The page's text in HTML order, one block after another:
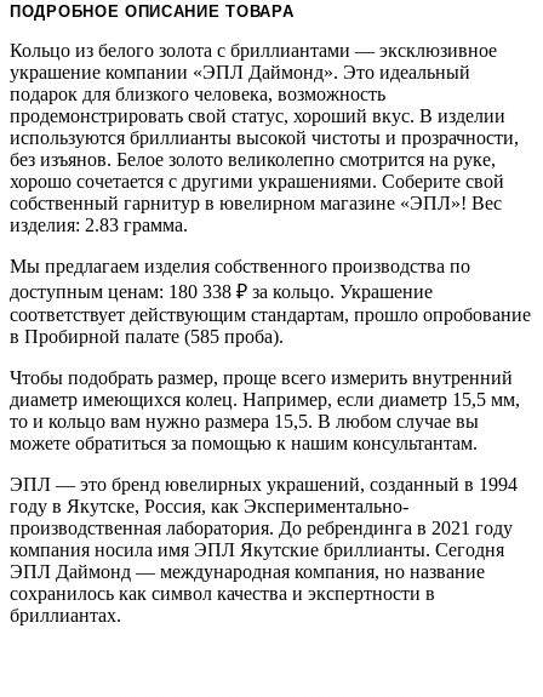
ПОДРОБНОЕ ОПИСАНИЕ ТОВАРА
Кольцо из белого золота с бриллиантами — эксклюзивное
украшение компании «ЭПЛ Даймонд». Это идеальный
подарок для близкого человека, возможность
продемонстрировать свой статус, хороший вкус. В изделии
используются бриллианты высокой чистоты и прозрачности,
без изъянов. Белое золото великолепно смотрится на руке,
хорошо сочетается с другими украшениями. Соберите свой
собственный гарнитур в ювелирном магазине «ЭПЛ»! Вес
изделия: 2.83 грамма.
Мы предлагаем изделия собственного производства по
доступным ценам: 180 338 ₽ за кольцо. Украшение
соответствует действующим стандартам, прошло опробование
в Пробирной палате (585 проба).
Чтобы подобрать размер, проще всего измерить внутренний
диаметр имеющихся колец. Например, если диаметр 15,5 мм,
то и кольцо вам нужно размера 15,5. В любом случае вы
можете обратиться за помощью к нашим консультантам.
ЭПЛ — это бренд ювелирных украшений, созданный в 1994
году в Якутске, Россия, как Экспериментально-
производственная лаборатория. До ребрендинга в 2021 году
компания носила имя ЭПЛ Якутские бриллианты. Сегодня
ЭПЛ Даймонд — международная компания, но название
сохранилось как символ качества и экспертности в
бриллиантах.